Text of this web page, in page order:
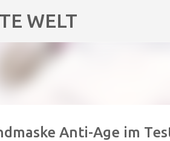
WELT
Anti-Age im